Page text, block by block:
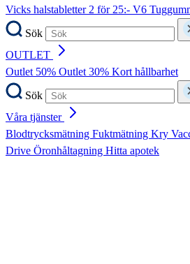
Vicks halstabletter2 för 25:- V6
Sök
OUTLET
Outlet 50% Outlet 30% Kort hållbarhet
Sök
Våra tjänster
Blodtrycksmätning Fuktmätning Kry
Drive Öronhåltagning Hitta apotek